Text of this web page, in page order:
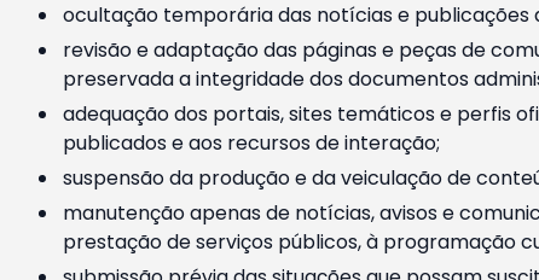
ocultação temporária das notícias e publicações
revisão e adaptação das páginas e peças de
preservada a integridade dos documentos
adequação dos portais, sites temáticos e perfis
publicados e aos recursos de interação;
suspensão da produção e da veiculação de
manutenção apenas de notícias, avisos e
prestação de serviços públicos, à programação